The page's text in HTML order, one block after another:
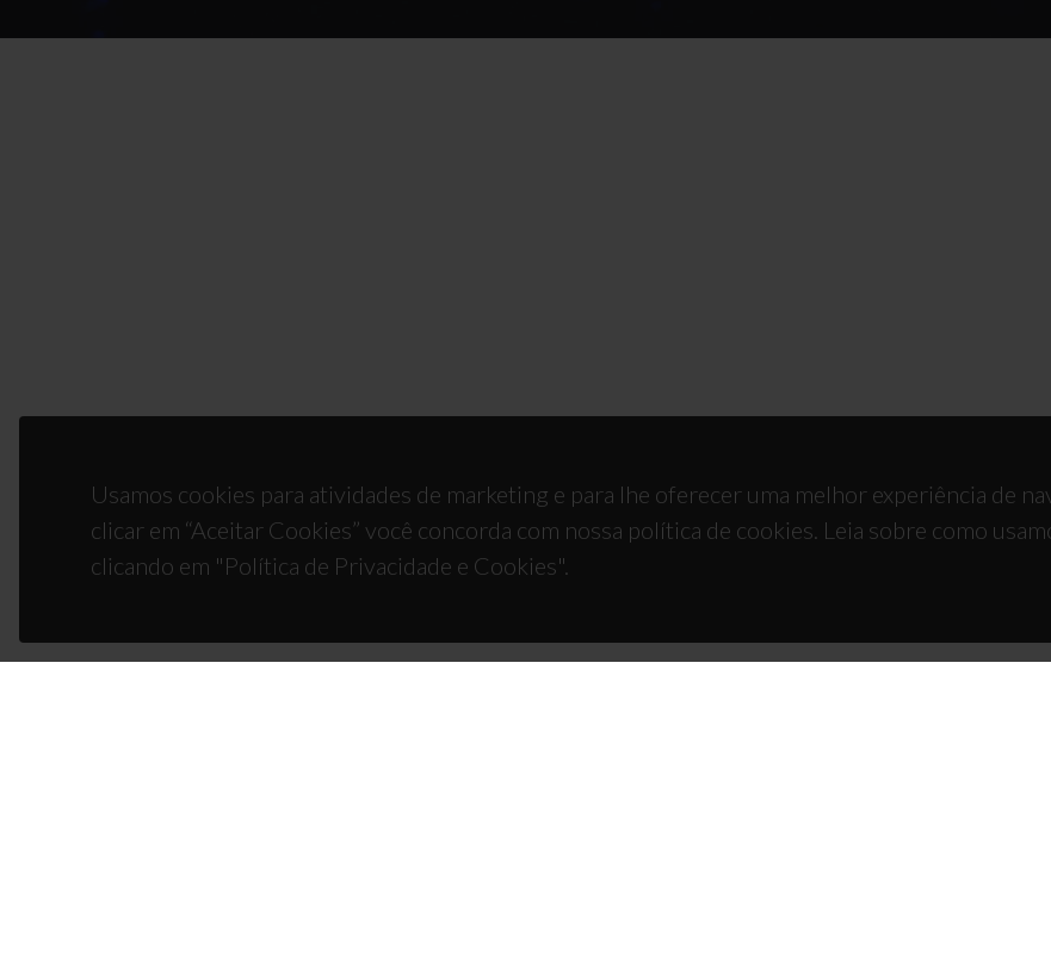
Usamos cookies para atividades de marketing e para lhe oferecer uma melhor experiência de
clicar em “Aceitar Cookies” você concorda com nossa política de cookies. Leia sobre como
clicando em "Política de Privacidade e Cookies".